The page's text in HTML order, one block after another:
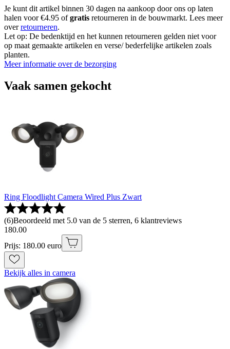
Je kunt dit artikel binnen 30 dagen na aankoop door ons op laten
halen voor €4.95 ofgratis retourneren in de bouwmarkt. Lees meer
overretourneren.
Let op: De bedenktijd en het kunnen retourneren gelden niet voor
op maat gemaakte artikelen en verse/ bederfelijke artikelen zoals
planten.
Meer informatie over de bezorging
Vaak samen gekocht
Ring Floodlight Camera Wired Plus Zwart
(6)Beoordeeld met 5.0 van de 5 sterren, 6 klantreviews
180.00
Prijs: 180.00 euro
Bekijk alles in camera